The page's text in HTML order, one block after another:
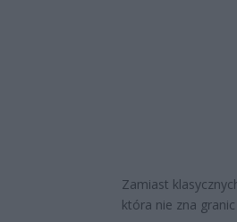
Zamiast
która nie zna